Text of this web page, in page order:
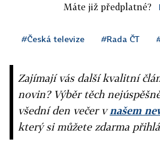
Máte již předplatné?
#Česká televize #Rada ČT
Zajímají vás další kvalitní
novin? Výběr těch
všední den večer vnašem
který si můžete zdarma